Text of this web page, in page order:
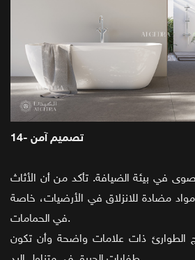
في بيئة الضيافة. تأكد من أن الأثاث
مضادة للانزلاق في الأرضيات، خاصة
في الحمامات.
الطوارئ ذات علامات واضحة وأن تكون